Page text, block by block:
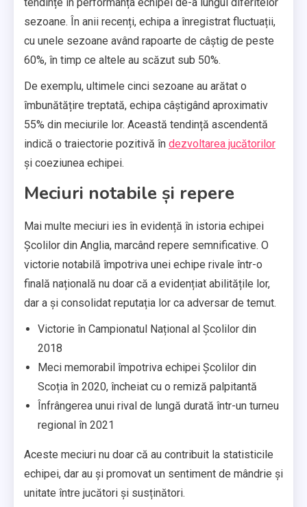
tendințe în performanța echipei de-a lungul diferitelor
sezoane. În anii recenți, echipa a înregistrat fluctuații,
cu unele sezoane având rapoarte de câștig de peste
60%, în timp ce altele au scăzut sub 50%.
De exemplu, ultimele cinci sezoane au arătat o
îmbunătățire treptată, echipa câștigând aproximativ
55% din meciurile lor. Această tendință ascendentă
indică o traiectorie pozitivă în dezvoltarea jucătorilor
și coeziunea echipei.
Meciuri notabile și repere
Mai multe meciuri ies în evidență în istoria echipei
Școlilor din Anglia, marcând repere semnificative. O
victorie notabilă împotriva unei echipe rivale într-o
finală națională nu doar că a evidențiat abilitățile lor,
dar a și consolidat reputația lor ca adversar de temut.
Victorie în Campionatul Național al Școlilor din
2018
Meci memorabil împotriva echipei Școlilor din
Scoția în 2020, încheiat cu o remiză palpitantă
Înfrângerea unui rival de lungă durată într-un turneu
regional în 2021
Aceste meciuri nu doar că au contribuit la statisticile
echipei, dar au și promovat un sentiment de mândrie și
unitate între jucători și susținători.